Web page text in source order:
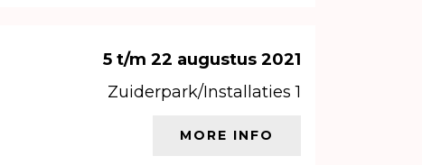
5 t/m 22 augustus 2021
Zuiderpark/Installaties 1
MORE INFO